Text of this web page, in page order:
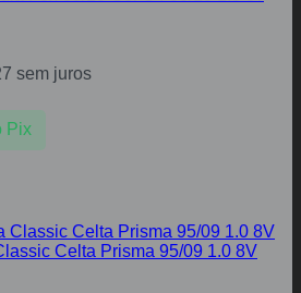
sem juros
Pix
Celta Prisma 95/09 1.0 8V